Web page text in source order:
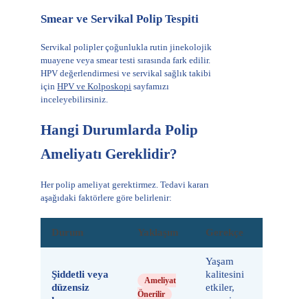
Smear ve Servikal Polip Tespiti
Servikal polipler çoğunlukla rutin jinekolojik
muayene veya smear testi sırasında fark edilir.
HPV değerlendirmesi ve servikal sağlık takibi
içinHPV ve Kolposkopi sayfamızı
inceleyebilirsiniz.
Hangi Durumlarda Polip
Ameliyatı Gereklidir?
Her polip ameliyat gerektirmez. Tedavi kararı
aşağıdaki faktörlere göre belirlenir:
Durum Yaklaşım Gerekçe
Şiddetli veya
düzensiz
Ameliyat
Önerilir
Yaşam
kalitesini
etkiler,